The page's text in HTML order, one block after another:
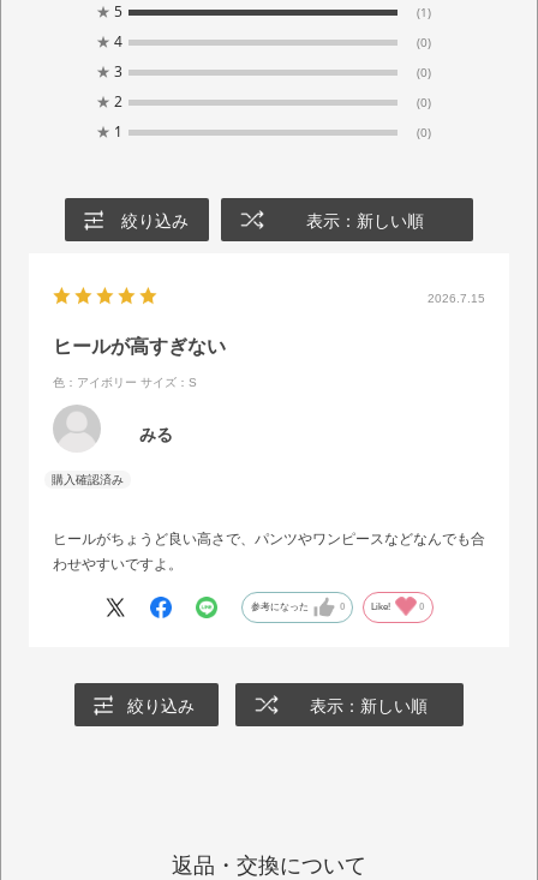
★ 5 (1)
★ 4 (0)
★ 3 (0)
★ 2 (0)
★ 1 (0)
絞り込み 表示：新しい順
2026.7.15
ヒールが高すぎない
色：アイボリー サイズ：S
みる
ヒールがちょうど良い高さで、パンツやワンピースなどなんでも合
わせやすいですよ。
参考になった 0 Like! 0
絞り込み 表示：新しい順
返品・交換について